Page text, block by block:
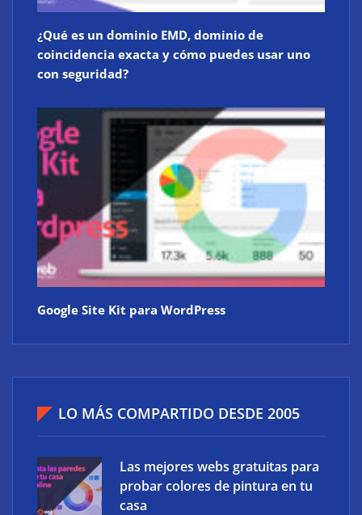
¿Qué es un dominio EMD, dominio de
coincidencia exacta y cómo puedes usar uno
con seguridad?
Google Site Kit para WordPress
LO MÁS COMPARTIDO DESDE 2005
Las mejores webs gratuitas para
probar colores de pintura en tu
casa